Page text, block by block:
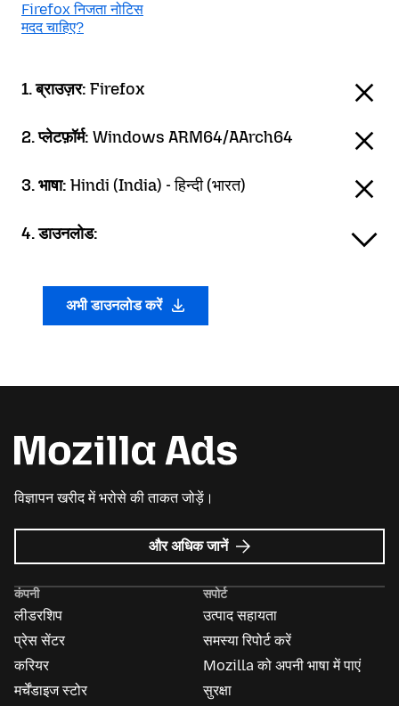
Firefox निजता नोटिस
मदद चाहिए?
1. ब्राउज़र: Firefox
2. प्लेटफ़ॉर्म: Windows ARM64/AArch64
3. भाषा: Hindi (India) - हिन्दी (भारत)
4. डाउनलोड:
अभी डाउनलोड करें
विज्ञापन खरीद में भरोसे की ताकत जोड़ें।
Mozilla
विज्ञापन
और अधिक जानें
कंपनी
लीडरशिप
प्रेस सेंटर
करियर
मर्चेंडाइज स्टोर
सपोर्ट
उत्पाद सहायता
समस्या रिपोर्ट करें
Mozilla को अपनी भाषा में पाएं
सुरक्षा